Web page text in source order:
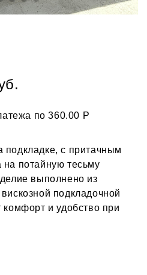
по 360.00 Р
с притачным
на потайную тесьму
выполнено из
подкладочной
комфорт и удобство при